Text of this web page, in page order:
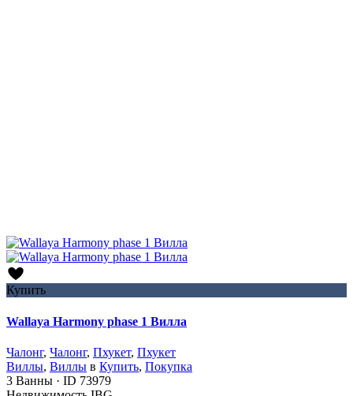
Купить
Wallaya Harmony phase 1 Вилла
Чалонг, Чалонг, Пхукет, Пхукет
Виллы, Виллы в Купить, Покупка
3 Ванны · ID 73979